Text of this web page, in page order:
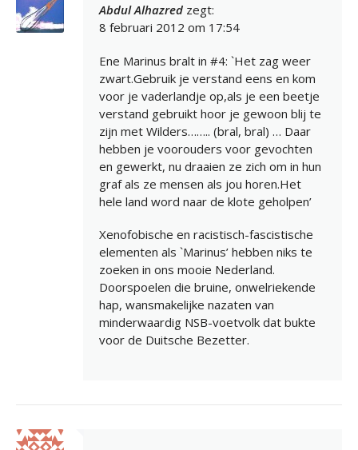
Abdul Alhazred zegt:
8 februari 2012 om 17:54
Ene Marinus bralt in #4: `Het zag weer
zwart.Gebruik je verstand eens en kom
voor je vaderlandje op,als je een beetje
verstand gebruikt hoor je gewoon blij te
zijn met Wilders…….. (bral, bral) … Daar
hebben je voorouders voor gevochten
en gewerkt, nu draaien ze zich om in hun
graf als ze mensen als jou horen.Het
hele land word naar de klote geholpen’
Xenofobische en racistisch-fascistische
elementen als `Marinus’ hebben niks te
zoeken in ons mooie Nederland.
Doorspoelen die bruine, onwelriekende
hap, wansmakelijke nazaten van
minderwaardig NSB-voetvolk dat bukte
voor de Duitsche Bezetter.